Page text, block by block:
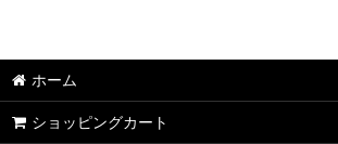
ホーム
ショッピングカート